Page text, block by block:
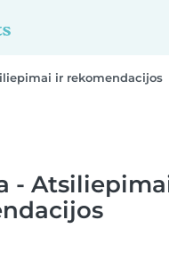
ir rekomendacijos
-